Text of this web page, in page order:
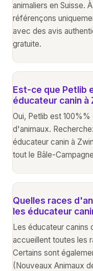
animaliers en Suisse.
référençons
avec des avis
gratuite.
Est-ce que Petlib
éducateur canin à
Oui, Petlib est
d'animaux.
éducateur canin à
tout le Bâle-
Quelles races
les éducateur
Les éducateur canins
accueillent toutes les
Certains sont
(Nouveaux Animaux